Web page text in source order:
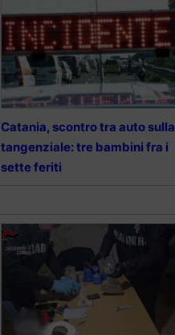
Catania, scontro tra auto sulla
tangenziale: tre bambini fra i
sette feriti